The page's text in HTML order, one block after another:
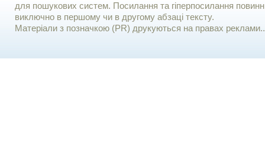
для пошукових систем. Посилання та гіперпосилання
виключно в першому чи в другому абзаці тексту.
Матеріали з позначкою (PR) друкуються на правах реклами..